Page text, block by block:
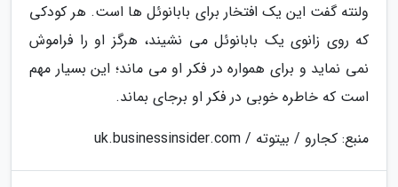
ولنته گفت این یک افتخار برای بابانوئل ها است. هر کودکی
که روی زانوی یک بابانوئل می نشیند، هرگز او را فراموش
نمی نماید و برای همواره در فکر او می ماند؛ این بسیار مهم
است که خاطره خوبی در فکر او برجای بماند.
منبع: کجارو / بیتوته / uk.businessinsider.com